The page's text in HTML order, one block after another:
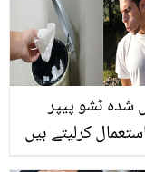
شدہ ٹشو پیپر
کرلیتے ہیں